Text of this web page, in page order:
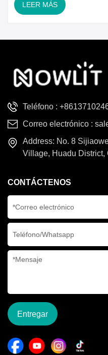
LEER MÁS
Teléfono :
Correo electrónico :
Address: No. 8
Village, Huadu District,
CONTÁCTENOS
Entregar